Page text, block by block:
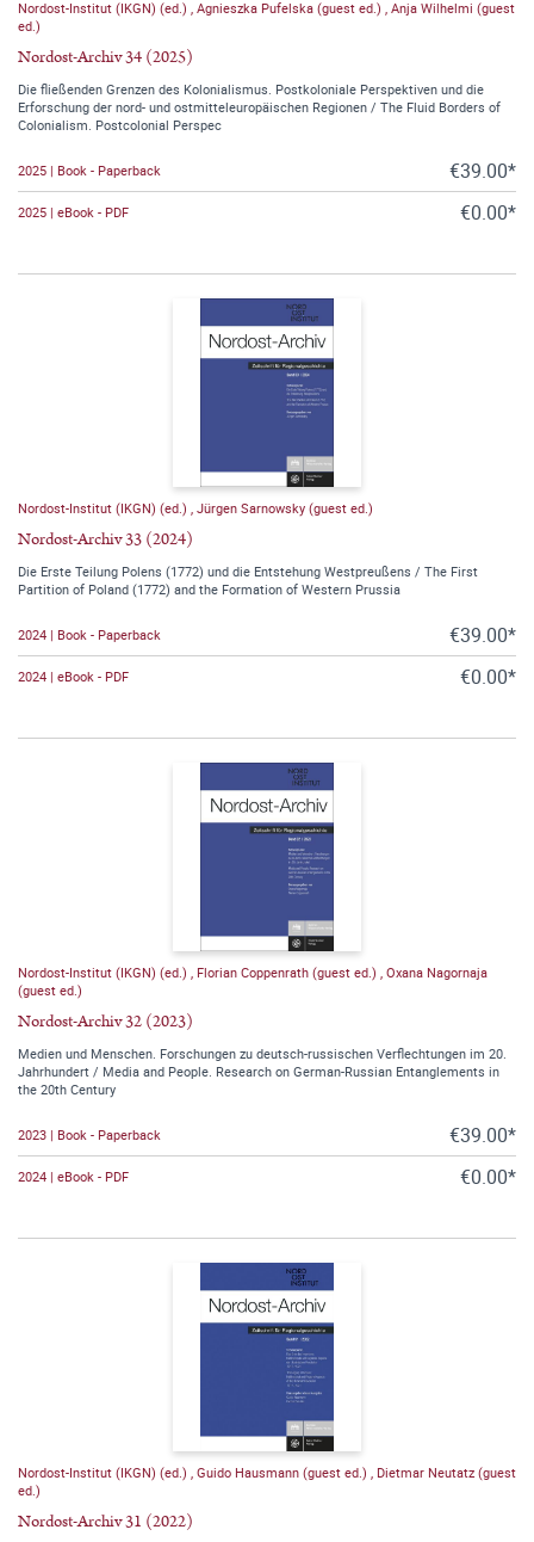
Nordost-Institut (IKGN) (ed.) Agnieszka Pufelska (guest ed.) Anja Wilhelmi (guest
ed.)
Nordost-Archiv 34 (2025)
Die fließenden Grenzen des Kolonialismus. Postkoloniale Perspektiven und die
Erforschung der nord- und ostmitteleuropäischen Regionen / The Fluid Borders of
Colonialism. Postcolonial Perspec
2025 | Book - Paperback €39.00*
2025 | eBook - PDF €0.00*
Nordost-Institut (IKGN) (ed.) Jürgen Sarnowsky (guest ed.)
Nordost-Archiv 33 (2024)
Die Erste Teilung Polens (1772) und die Entstehung Westpreußens / The First
Partition of Poland (1772) and the Formation of Western Prussia
2024 | Book - Paperback €39.00*
2024 | eBook - PDF €0.00*
Nordost-Institut (IKGN) (ed.) Florian Coppenrath (guest ed.) Oxana Nagornaja
(guest ed.)
Nordost-Archiv 32 (2023)
Medien und Menschen. Forschungen zu deutsch-russischen Verflechtungen im 20.
Jahrhundert / Media and People. Research on German-Russian Entanglements in
the 20th Century
2023 | Book - Paperback €39.00*
2024 | eBook - PDF €0.00*
Nordost-Institut (IKGN) (ed.) Guido Hausmann (guest ed.)
Dietmar Neutatz (guest
ed.)
Nordost-Archiv 31 (2022)